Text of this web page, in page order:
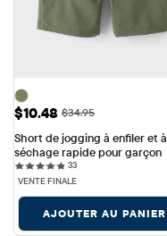
Prix ​​de vente: $10.48
$10.48 Prix ​​d'origine: $34.95
$34.95
Short de jogging à enfiler et à
séchage rapide pour garçon
3333 reviews
VENTE FINALE
AJOUTER AU PANIER